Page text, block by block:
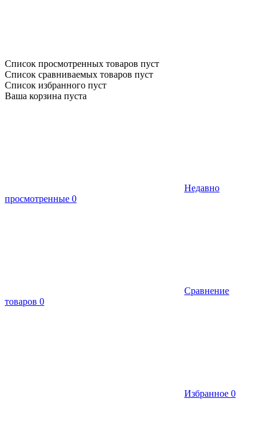
Список просмотренных товаров пуст
Список сравниваемых товаров пуст
Список избранного пуст
Ваша корзина пуста
Недавно
просмотренные 0
Сравнение
товаров 0
Избранное 0